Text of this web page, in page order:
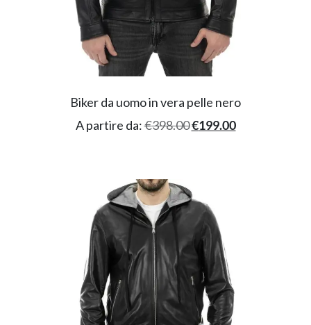
Biker da uomo in vera pelle nero
A partire da:€398.00€199.00